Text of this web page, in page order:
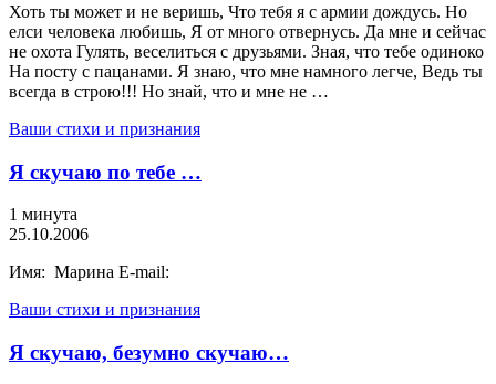
Хоть ты может и не веришь, Что тебя я с армии дождусь. Но
елси человека любишь, Я от много отвернусь. Да мне и сейчас
не охота Гулять, веселиться с друзьями. Зная, что тебе одиноко
На посту с пацанами. Я знаю, что мне намного легче, Ведь ты
всегда в строю!!! Но знай, что и мне не …
Ваши стихи и признания
Я скучаю по тебе …
1 минута
25.10.2006
Имя: Марина E-mail:
Ваши стихи и признания
Я скучаю, безумно скучаю…